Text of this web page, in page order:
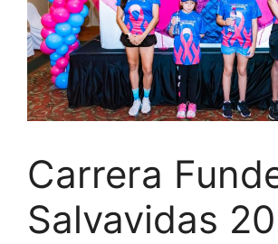
Carrera
Salvavidas